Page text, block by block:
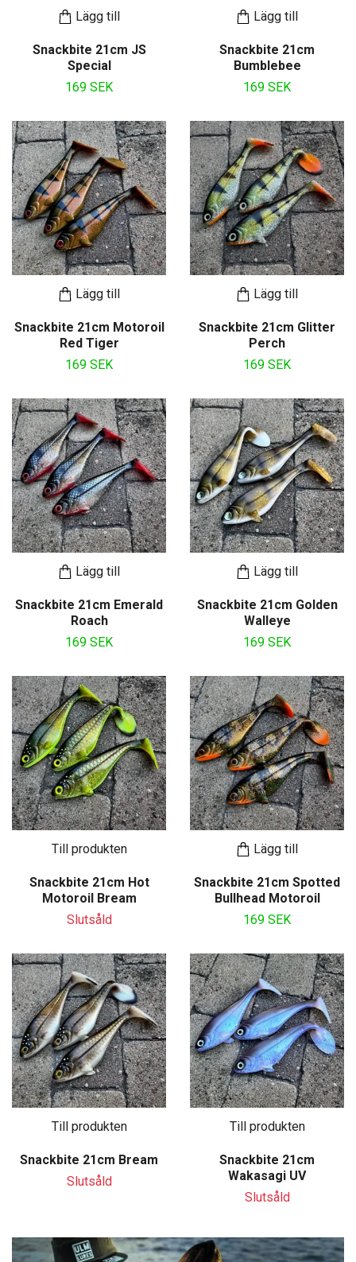
Lägg till
Snackbite 21cm JS
Special
169 SEK
Lägg till
Snackbite 21cm
Bumblebee
169 SEK
Lägg till
Snackbite 21cm Motoroil
Red Tiger
169 SEK
Lägg till
Snackbite 21cm Glitter
Perch
169 SEK
Lägg till
Snackbite 21cm Emerald
Roach
169 SEK
Lägg till
Snackbite 21cm Golden
Walleye
169 SEK
Till produkten
Snackbite 21cm Hot
Motoroil Bream
Slutsåld
Lägg till
Snackbite 21cm Spotted
Bullhead Motoroil
169 SEK
Till produkten
Snackbite 21cm Bream
Slutsåld
Till produkten
Snackbite 21cm
Wakasagi UV
Slutsåld